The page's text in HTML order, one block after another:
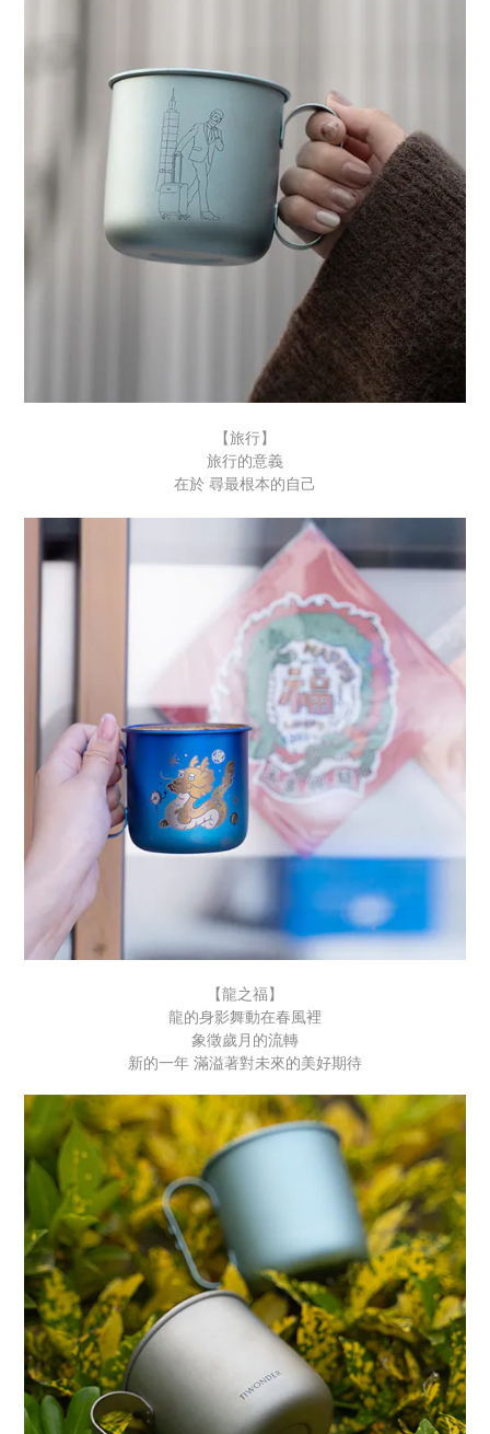
【旅行】
旅行的意義
在於 尋最根本的自己
【龍之福】
龍的身影舞動在春風裡
象徵歲月的流轉
新的一年 滿溢著對未來的美好期待